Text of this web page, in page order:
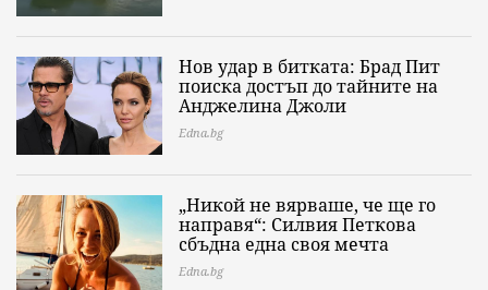
Нов удар в битката: Брад Пит
поиска достъп до тайните на
Анджелина Джоли
Edna.bg
„Никой не вярваше, че ще го
направя“: Силвия Петкова
сбъдна една своя мечта
Edna.bg